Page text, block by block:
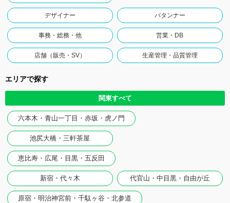
デザイナー パタンナー
事務・総務・他 営業・DB
店舗（販売・SV） 生産管理・品質管理
エリアで探す
関東すべて
六本木・青山一丁目・赤坂・虎ノ門
池尻大橋・三軒茶屋
恵比寿・広尾・目黒・五反田
新宿・代々木 代官山・中目黒・自由が丘
原宿・明治神宮前・千駄ヶ谷・北参道